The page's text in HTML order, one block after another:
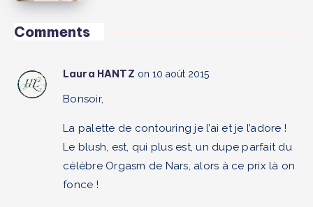
vraiment
références
qui
ma
façon
Comments
Laura HANTZ on 10 août 2015
Bonsoir,
La palette de contouring je l’ai et je l’adore !
Le blush, est, qui plus est, un dupe parfait du
célèbre Orgasm de Nars, alors à ce prix là on
fonce !